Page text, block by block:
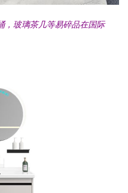
，玻璃茶几等易碎品在国际